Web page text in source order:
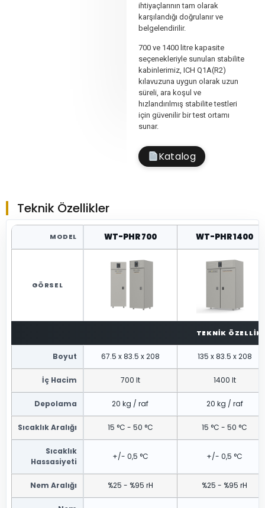
ihtiyaçlarının tam olarak
karşılandığı doğrulanır ve
belgelendirilir.
700 ve 1400 litre kapasite
seçenekleriyle sunulan stabilite
kabinlerimiz, ICH Q1A(R2)
kılavuzuna uygun olarak uzun
süreli, ara koşul ve
hızlandırılmış stabilite testleri
için güvenilir bir test ortamı
sunar.
Katalog
Teknik Özellikler
MODEL WT-PHR 700 WT-PHR 1400
GÖRSEL
TEKNIK
Boyut 67.5 x 83.5 x 208 135 x 83.5 x 208
İç Hacim 700 lt 1400 lt
Depolama 20 kg / raf 20 kg / raf
Sıcaklık Aralığı 15 °C - 50 °C 15 °C - 50 °C
Sıcaklık
Hassasiyeti
+/- 0,5 °C +/- 0,5 °C
Nem Aralığı %25 - %95 rH %25 - %95 rH